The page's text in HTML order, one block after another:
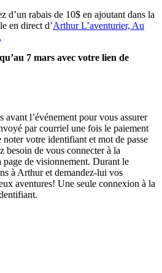
d’un rabais de 10$ en ajoutant dans la
en direct d’Arthur L’aventurier, Au
7 mars avec votre lien de
l’événement pour vous assurer
par courriel une fois le paiement
votre identifiant et mot de passe
besoin de vous connecter à la
page de visionnement. Durant le
à Arthur et demandez-lui vos
aventures! Une seule connexion à la